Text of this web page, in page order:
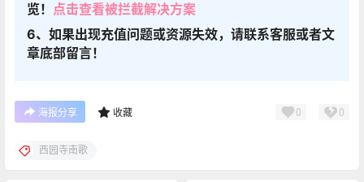
览！ 点击查看被拦截解决方案
6、如果出现充值问题或资源失效，请联系客服或者文
章底部留言！
海报分享 收藏 0 0
西园寺南歌